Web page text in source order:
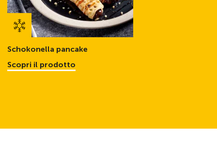
Schokonella pancake
Scopri il prodotto